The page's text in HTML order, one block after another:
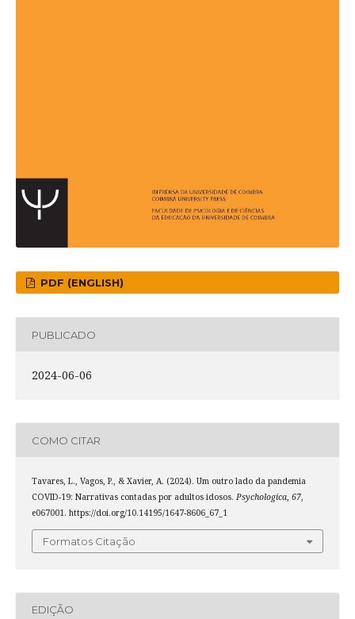
PDF (ENGLISH)
PUBLICADO
2024-06-06
COMO CITAR
Tavares, L., Vagos, P., & Xavier, A. (2024). Um outro lado da pandemia
COVID-19: Narrativas contadas por adultos idosos. Psychologica, 67,
e067001. https://doi.org/10.14195/1647-8606_67_1
Formatos Citação
EDIÇÃO